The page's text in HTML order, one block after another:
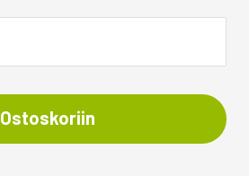
Ostoskoriin